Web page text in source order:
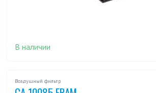
В наличии
Воздушный фильтр